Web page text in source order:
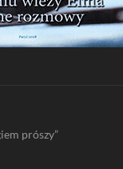
prószy”